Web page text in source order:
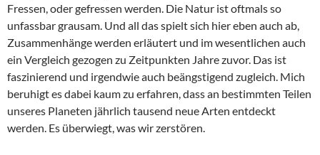
Fressen, oder gefressen werden. Die Natur ist oftmals so
unfassbar grausam. Und all das spielt sich hier eben auch ab,
Zusammenhänge werden erläutert und im wesentlichen auch
ein Vergleich gezogen zu Zeitpunkten Jahre zuvor. Das ist
faszinierend und irgendwie auch beängstigend zugleich. Mich
beruhigt es dabei kaum zu erfahren, dass an bestimmten Teilen
unseres Planeten jährlich tausend neue Arten entdeckt
werden. Es überwiegt, was wir zerstören.